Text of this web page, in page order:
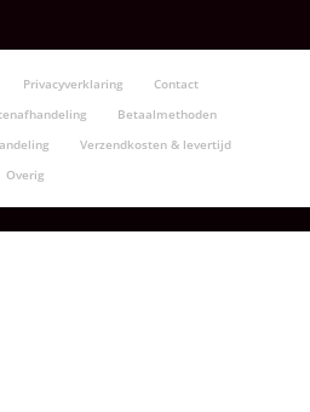
Privacyverklaring
Contact
Betaalmethoden
Verzendkosten & levertijd
Overig